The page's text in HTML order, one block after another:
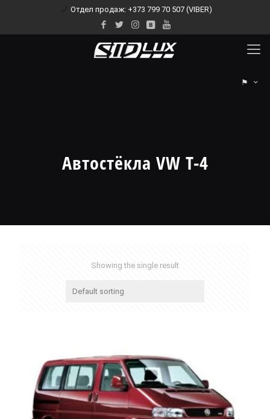
Отдел продаж: +373 799 70 507 (VIBER)
⚑
Автостёкла VW T-4
Showing the single result